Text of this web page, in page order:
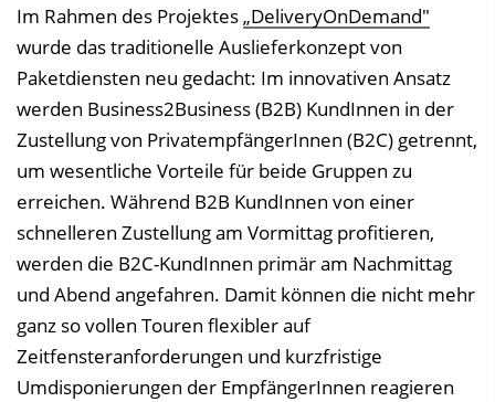
Im Rahmen des Projektes„DeliveryOnDemand"
wurde das traditionelle Auslieferkonzept von
Paketdiensten neu gedacht: Im innovativen Ansatz
werden Business2Business (B2B) KundInnen in der
Zustellung von PrivatempfängerInnen (B2C) getrennt,
um wesentliche Vorteile für beide Gruppen zu
erreichen. Während B2B KundInnen von einer
schnelleren Zustellung am Vormittag profitieren,
werden die B2C-KundInnen primär am Nachmittag
und Abend angefahren. Damit können die nicht mehr
ganz so vollen Touren flexibler auf
Zeitfensteranforderungen und kurzfristige
Umdisponierungen der EmpfängerInnen reagieren